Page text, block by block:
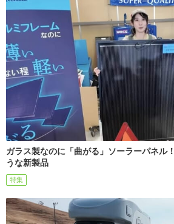
ガラス製なのに「曲がる」ソーラーパネル
うな新製品
特集